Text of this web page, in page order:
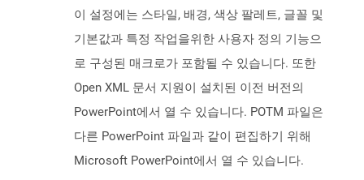
이 설정에는 스타일, 배경, 색상 팔레트, 글꼴 및
기본값과 특정 작업을위한 사용자 정의 기능으
로 구성된 매크로가 포함될 수 있습니다. 또한
Open XML 문서 지원이 설치된 이전 버전의
PowerPoint에서 열 수 있습니다. POTM 파일은
다른 PowerPoint 파일과 같이 편집하기 위해
Microsoft PowerPoint에서 열 수 있습니다.